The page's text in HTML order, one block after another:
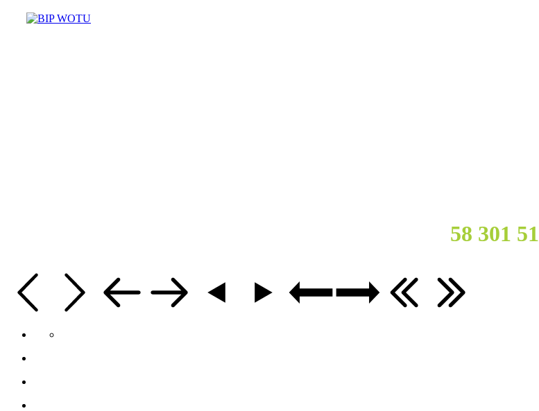
58 301 51